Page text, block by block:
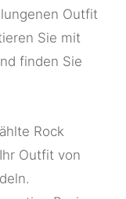
Outfit
Sie mit
finden Sie
Rock
Outfit von